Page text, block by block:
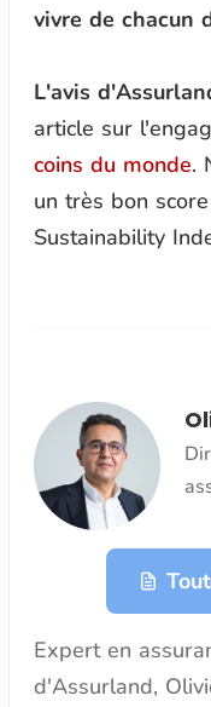
vivre de chacun
L'avis
article sur
coins du monde.
un très bon
Sustainability
Expert en
d'Assurland,